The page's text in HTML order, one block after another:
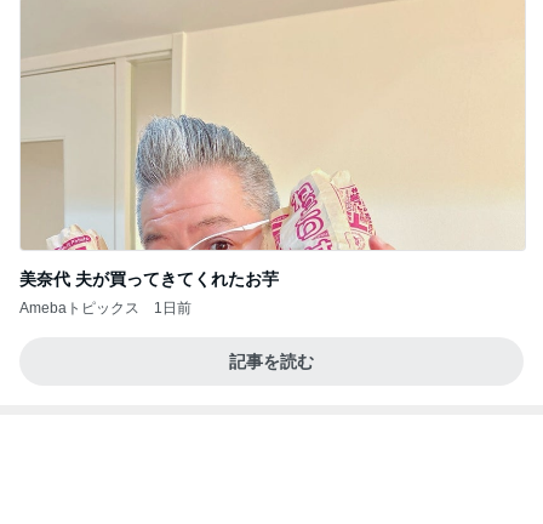
美奈代 夫が買ってきてくれたお芋
Amebaトピックス 1日前
記事を読む